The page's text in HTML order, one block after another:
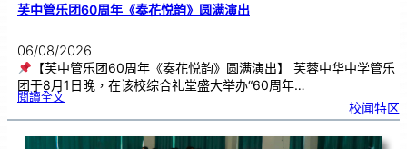
芙中管乐团60周年《奏花悦韵》圆满演出
06/08/2026
【芙中管乐团60周年《奏花悦韵》圆满演出】 芙蓉中华中学管乐
团于8月1日晚，在该校综合礼堂盛大举办“60周年…
閱讀全文:芙
乐
6
0
校闻特区